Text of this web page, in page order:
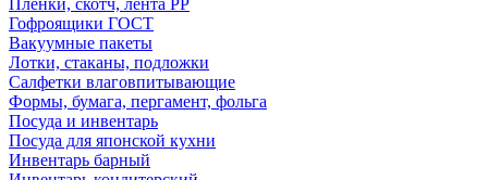
Пленки, скотч, лента РР
Гофроящики ГОСТ
Вакуумные пакеты
Лотки, стаканы, подложки
Салфетки влаговпитывающие
Формы, бумага, пергамент, фольга
Посуда и инвентарь
Посуда для японской кухни
Инвентарь барный